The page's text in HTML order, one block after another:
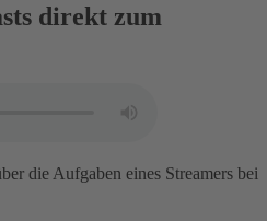
direkt zum
die Aufgaben eines Streamers bei